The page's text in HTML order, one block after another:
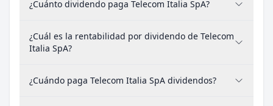
¿Cuánto dividendo paga Telecom Italia SpA?
¿Cuál es la rentabilidad por dividendo de Telecom
Italia SpA?
¿Cuándo paga Telecom Italia SpA dividendos?